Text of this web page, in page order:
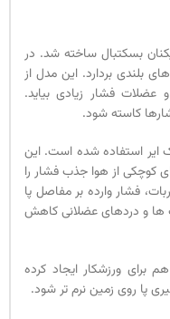
بسکتبال ساخته شد. در
بلندی بردارد. این مدل از
فشار زیادی بیاید.
کاسته شود.
ایر استفاده شده است. این
کوچکی از هوا جذب فشار را
فشار وارده بر مفاصل پا
ها و دردهای عضلانی کاهش
برای ورزشکار ایجاد کرده
پا روی زمین نرم تر شود.